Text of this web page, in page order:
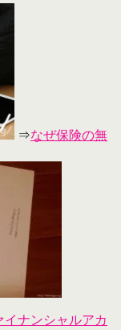
⇒なぜ保険の無
ナンシャルアカ